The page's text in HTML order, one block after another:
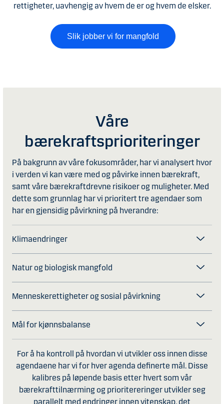
rettigheter, uavhengig av hvem de er og hvem de elsker.
Slik jobber vi for mangfold
Våre
bærekraftsprioriteringer
På bakgrunn av våre fokusområder, har vi analysert hvor
i verden vi kan være med og påvirke innen bærekraft,
samt våre bærekraftdrevne risikoer og muligheter. Med
dette som grunnlag har vi prioritert tre agendaer som
har en gjensidig påvirkning på hverandre:
Klimaendringer
Natur og biologisk mangfold
Menneskerettigheter og sosial påvirkning
Mål for kjønnsbalanse
For å ha kontroll på hvordan vi utvikler oss innen disse
agendaene har vi for hver agenda definerte mål. Disse
kalibres på løpende basis etter hvert som vår
bærekrafttilnærming og prioritereringer utvikler seg
parallelt med endringer innen vitenskap, det